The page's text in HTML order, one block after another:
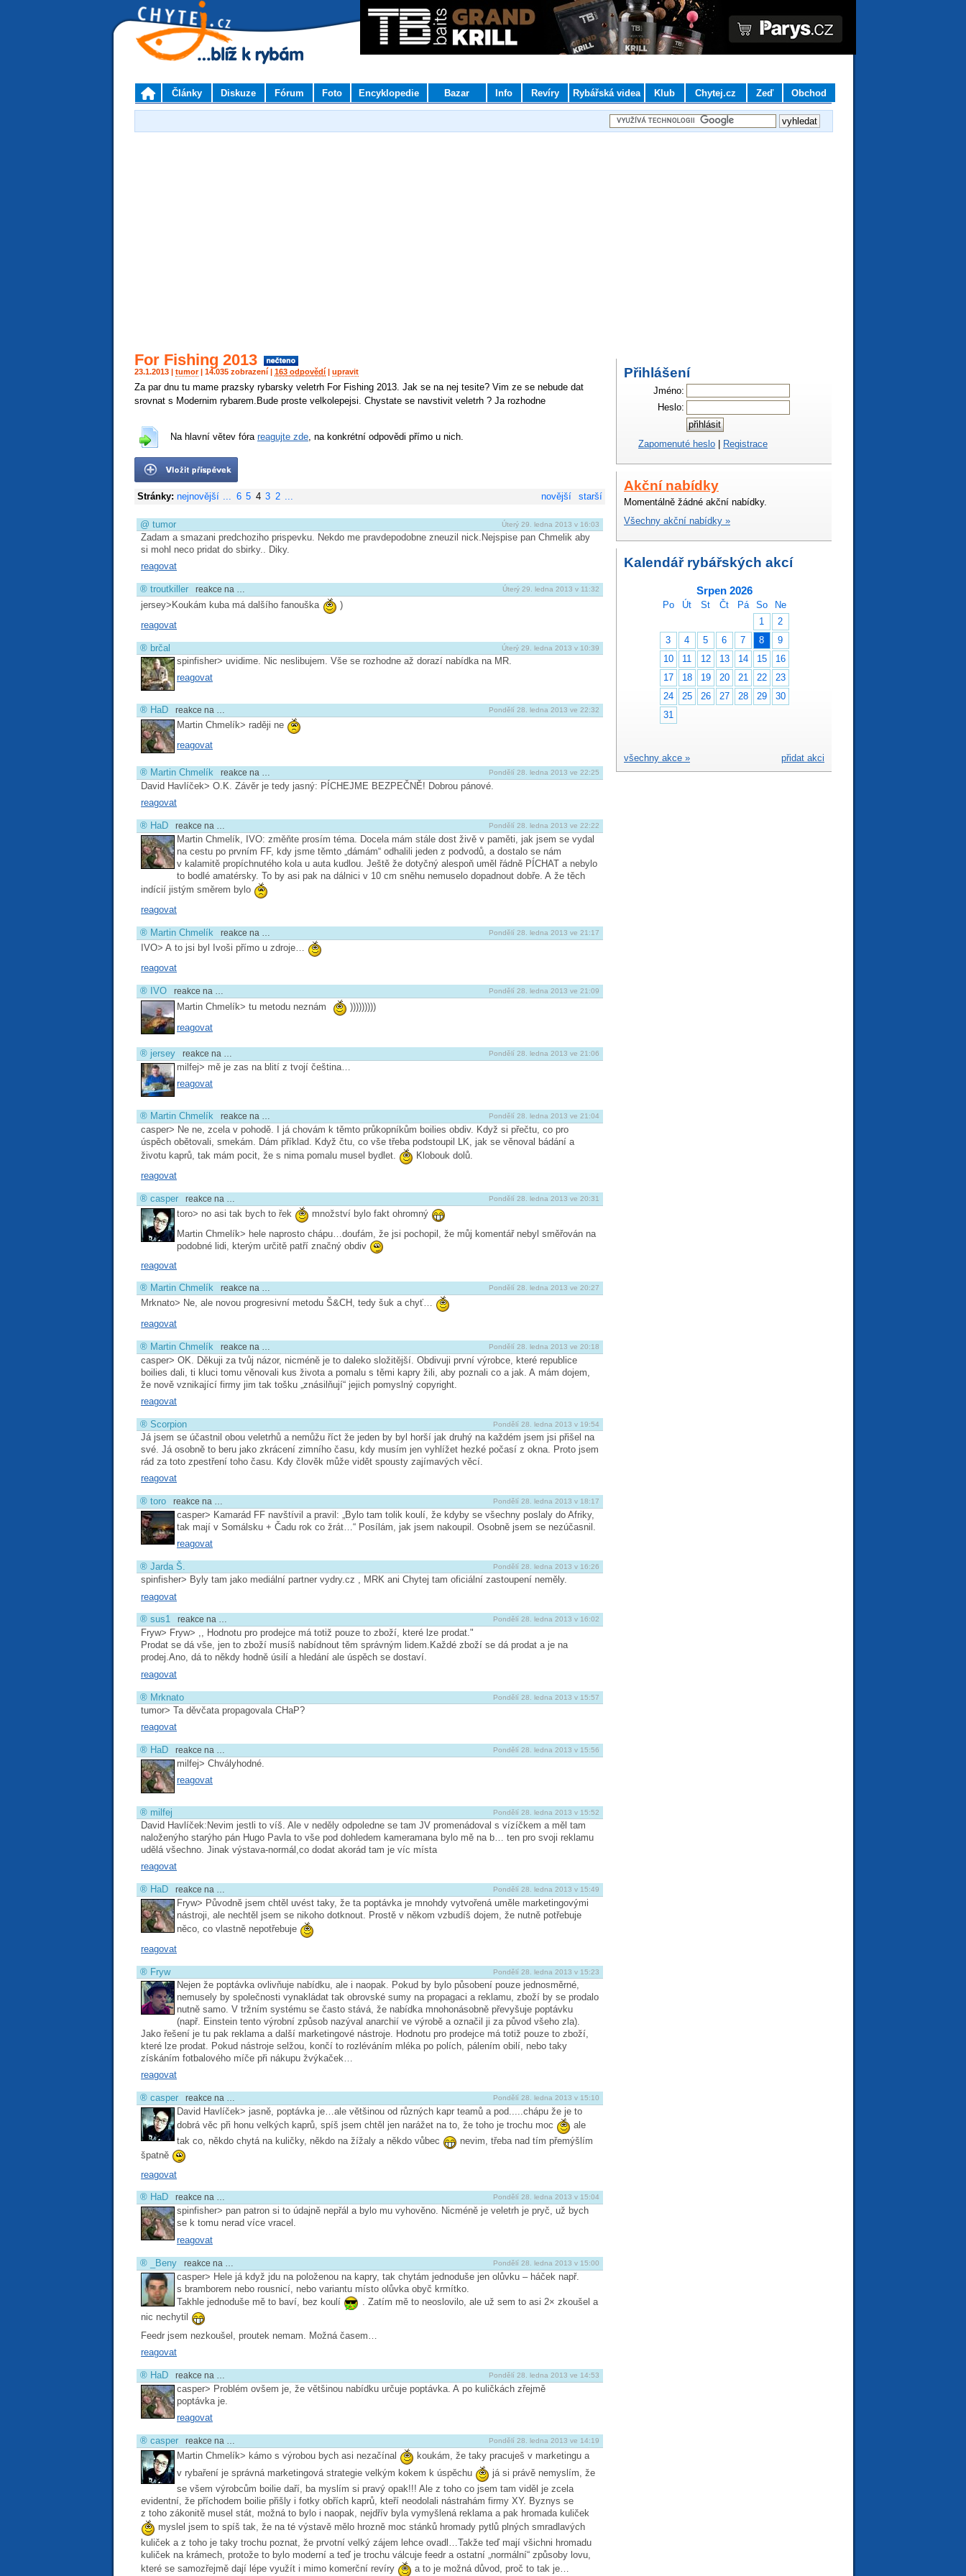
Články Diskuze Fórum Foto Encyklopedie Bazar Info Revíry Rybářská videa Klub Chytej.cz Zeď Obchod
For Fishing 2013
23.1.2013 | tumor| 14.035 zobrazení | 163 odpovědí | upravit
Za par dnu tu mame prazsky rybarsky veletrh For Fishing 2013. Jak se na nej tesite? Vim ze se nebude dat
srovnat s Modernim rybarem.Bude proste velkolepejsi. Chystate se navstivit veletrh ? Ja rozhodne
Na hlavní větev fóra reagujte zde , na konkrétní odpovědi přímo u nich.
novější starší
Stránky: nejnovější ... 6 5 4 3 2 ...
Úterý 29. ledna 2013 v 16:03
@ tumor
Zadam a smazani predchoziho prispevku. Nekdo me pravdepodobne zneuzil nick.Nejspise pan Chmelik aby
si mohl neco pridat do sbirky.. Diky.
reagovat
Úterý 29. ledna 2013 v 11:32
® troutkiller reakce na …
jersey>Koukám kuba má dalšího fanouška
)
reagovat
Úterý 29. ledna 2013 v 10:39
® brčal
spinfisher> uvidime. Nic neslibujem. Vše se rozhodne až dorazí nabídka na MR.
reagovat
Pondělí 28. ledna 2013 ve 22:32
® HaD reakce na …
Martin Chmelík> raději ne
reagovat
Pondělí 28. ledna 2013 ve 22:25
® Martin Chmelík reakce na …
David Havlíček> O.K. Závěr je tedy jasný: PÍCHEJME BEZPEČNĚ! Dobrou pánové.
reagovat
Pondělí 28. ledna 2013 ve 22:22
® HaD reakce na …
Martin Chmelík, IVO: změňte prosím téma. Docela mám stále dost živě v paměti, jak jsem se vydal
na cestu po prvním FF, kdy jsme těmto „dámám“ odhalili jeden z podvodů, a dostalo se nám
v kalamitě propíchnutého kola u auta kudlou. Ještě že dotyčný alespoň uměl řádně PÍCHAT a nebylo
to bodlé amatérsky. To by asi pak na dálnici v 10 cm sněhu nemuselo dopadnout dobře. A že těch
indícií jistým směrem bylo
reagovat
Pondělí 28. ledna 2013 ve 21:17
® Martin Chmelík reakce na …
IVO> A to jsi byl Ivoši přímo u zdroje…
reagovat
Pondělí 28. ledna 2013 ve 21:09
® IVO reakce na …
Martin Chmelík> tu metodu neznám
)))))))))
reagovat
Pondělí 28. ledna 2013 ve 21:06
® jersey reakce na …
milfej> mě je zas na blití z tvojí čeština…
reagovat
Pondělí 28. ledna 2013 ve 21:04
® Martin Chmelík reakce na …
casper> Ne ne, zcela v pohodě. I já chovám k těmto průkopníkům boilies obdiv. Když si přečtu, co pro
úspěch obětovali, smekám. Dám příklad. Když čtu, co vše třeba podstoupil LK, jak se věnoval bádání a
životu kaprů, tak mám pocit, že s nima pomalu musel bydlet.
Klobouk dolů.
reagovat
Pondělí 28. ledna 2013 ve 20:31
® casper reakce na …
toro> no asi tak bych to řek
množství bylo fakt ohromný
Martin Chmelík> hele naprosto chápu…doufám, že jsi pochopil, že můj komentář nebyl směřován na
podobné lidi, kterým určitě patří značný obdiv
reagovat
Pondělí 28. ledna 2013 ve 20:27
® Martin Chmelík reakce na …
Mrknato> Ne, ale novou progresivní metodu Š&CH, tedy šuk a chyť…
reagovat
Pondělí 28. ledna 2013 ve 20:18
® Martin Chmelík reakce na …
casper> OK. Děkuji za tvůj názor, nicméně je to daleko složitější. Obdivuji první výrobce, které republice
boilies dali, ti kluci tomu věnovali kus života a pomalu s těmi kapry žili, aby poznali co a jak. A mám dojem,
že nově vznikající firmy jim tak tošku „znásilňují“ jejich pomyslný copyright.
reagovat
Pondělí 28. ledna 2013 v 19:54
® Scorpion
Já jsem se účastnil obou veletrhů a nemůžu říct že jeden by byl horší jak druhý na každém jsem jsi přišel na
své. Já osobně to beru jako zkrácení zimního času, kdy musím jen vyhlížet hezké počasí z okna. Proto jsem
rád za toto zpestření toho času. Kdy člověk může vidět spousty zajímavých věcí.
reagovat
Pondělí 28. ledna 2013 v 18:17
® toro reakce na …
casper> Kamarád FF navštívil a pravil: „Bylo tam tolik koulí, že kdyby se všechny poslaly do Afriky,
tak mají v Somálsku + Čadu rok co žrát…“ Posílám, jak jsem nakoupil. Osobně jsem se nezúčasnil.
reagovat
Pondělí 28. ledna 2013 v 16:26
® Jarda Š.
spinfisher> Byly tam jako mediální partner vydry.cz , MRK ani Chytej tam oficiální zastoupení neměly.
reagovat
Pondělí 28. ledna 2013 v 16:02
® sus1 reakce na …
Fryw> Fryw> ,, Hodnotu pro prodejce má totiž pouze to zboží, které lze prodat."
Prodat se dá vše, jen to zboží musíš nabídnout těm správným lidem.Každé zboží se dá prodat a je na
prodej.Ano, dá to někdy hodně úsilí a hledání ale úspěch se dostaví.
reagovat
Pondělí 28. ledna 2013 v 15:57
® Mrknato
tumor> Ta děvčata propagovala CHaP?
reagovat
Pondělí 28. ledna 2013 v 15:56
® HaD reakce na …
milfej> Chvályhodné.
reagovat
Pondělí 28. ledna 2013 v 15:52
® milfej
David Havlíček:Nevim jestli to víš. Ale v neděly odpoledne se tam JV promenádoval s vízíčkem a měl tam
naloženýho starýho pán Hugo Pavla to vše pod dohledem kameramana bylo mě na b… ten pro svoji reklamu
udělá všechno. Jinak výstava-normál,co dodat akorád tam je víc místa
reagovat
Pondělí 28. ledna 2013 v 15:49
® HaD reakce na …
Fryw> Původně jsem chtěl uvést taky, že ta poptávka je mnohdy vytvořená uměle marketingovými
nástroji, ale nechtěl jsem se nikoho dotknout. Prostě v někom vzbudíš dojem, že nutně potřebuje
něco, co vlastně nepotřebuje
reagovat
Pondělí 28. ledna 2013 v 15:23
® Fryw
Nejen že poptávka ovlivňuje nabídku, ale i naopak. Pokud by bylo působení pouze jednosměrné,
nemusely by společnosti vynakládat tak obrovské sumy na propagaci a reklamu, zboží by se prodalo
nutně samo. V tržním systému se často stává, že nabídka mnohonásobně převyšuje poptávku
(např. Einstein tento výrobní způsob nazýval anarchií ve výrobě a označil ji za původ všeho zla).
Jako řešení je tu pak reklama a další marketingové nástroje. Hodnotu pro prodejce má totiž pouze to zboží,
které lze prodat. Pokud nástroje selžou, končí to rozléváním mléka po polích, pálením obilí, nebo taky
získáním fotbalového míče při nákupu žvýkaček…
reagovat
Pondělí 28. ledna 2013 v 15:10
® casper reakce na …
David Havlíček> jasně, poptávka je…ale většinou od různých kapr teamů a pod.....chápu že je to
dobrá věc při honu velkých kaprů, spíš jsem chtěl jen narážet na to, že toho je trochu moc
ale
tak co, někdo chytá na kuličky, někdo na žížaly a někdo vůbec
nevim, třeba nad tím přemýšlím
špatně
reagovat
Pondělí 28. ledna 2013 v 15:04
® HaD reakce na …
spinfisher> pan patron si to údajně nepřál a bylo mu vyhověno. Nicméně je veletrh je pryč, už bych
se k tomu nerad více vracel.
reagovat
Pondělí 28. ledna 2013 v 15:00
® _Beny reakce na …
casper> Hele já když jdu na položenou na kapry, tak chytám jednoduše jen olůvku – háček např.
s bramborem nebo rousnicí, nebo variantu místo olůvka obyč krmítko.
Takhle jednoduše mě to baví, bez koulí
. Zatím mě to neoslovilo, ale už sem to asi 2× zkoušel a
nic nechytil
Feedr jsem nezkoušel, proutek nemam. Možná časem…
reagovat
Pondělí 28. ledna 2013 ve 14:53
® HaD reakce na …
casper> Problém ovšem je, že většinou nabídku určuje poptávka. A po kuličkách zřejmě
poptávka je.
reagovat
Pondělí 28. ledna 2013 ve 14:19
® casper reakce na …
Martin Chmelík> kámo s výrobou bych asi nezačínal
koukám, že taky pracuješ v marketingu a
v rybaření je správná marketingová strategie velkým kokem k úspěchu
já si právě nemyslím, že
se všem výrobcům boilie daří, ba myslím si pravý opak!!! Ale z toho co jsem tam viděl je zcela
evidentní, že příchodem boilie přišly i fotky obřích kaprů, kteří neodolali nástrahám firmy XY. Byznys se
z toho zákonitě musel stát, možná to bylo i naopak, nejdřív byla vymyšlená reklama a pak hromada kuliček
myslel jsem to spíš tak, že na té výstavě mělo hrozně moc stánků hromady pytlů plných smradlavých
kuliček a z toho je taky trochu poznat, že prvotní velký zájem lehce ovadl…Takže teď mají všichni hromadu
kuliček na krámech, protože to bylo moderní a teď je trochu válcuje feedr a ostatní „normální“ způsoby lovu,
které se samozřejmě dají lépe využít i mimo komerční revíry
a to je možná důvod, proč to tak je…
Přihlášení
Jméno:
Heslo:
Zapomenuté heslo | Registrace
Akční nabídky
Momentálně žádné akční nabídky.
Všechny akční nabídky »
Kalendář rybářských akcí
Srpen 2026
Po Út St Čt Pá So
Ne
1
2
3
4 5 6 7 8
9
10
11 12 13 14 15
16
17
18 19 20 21 22
23
24
25 26 27 28 29
30
31
přidat akci
všechny akce »